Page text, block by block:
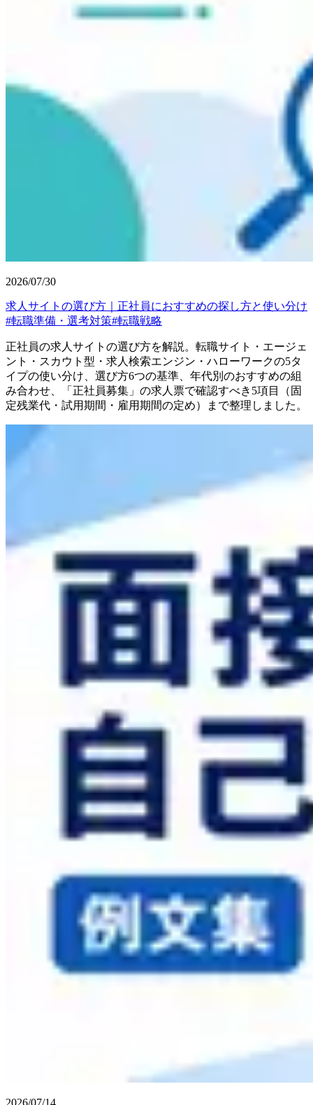
2026/07/30
求人サイトの選び方｜正社員におすすめの探し方と使い分け
#転職準備・選考対策#転職戦略
正社員の求人サイトの選び方を解説。転職サイト・エージェ
ント・スカウト型・求人検索エンジン・ハローワークの5タ
イプの使い分け、選び方6つの基準、年代別のおすすめの組
み合わせ、「正社員募集」の求人票で確認すべき5項目（固
定残業代・試用期間・雇用期間の定め）まで整理しました。
2026/07/14